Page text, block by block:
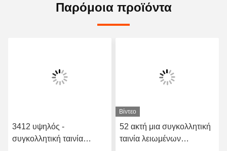
Παρόμοια προϊόντα
3412 υψηλός -
συγκολλητική ταινία
Βίντεο
52 ακτή μια συγκολλητική
ταινία λειωμένων